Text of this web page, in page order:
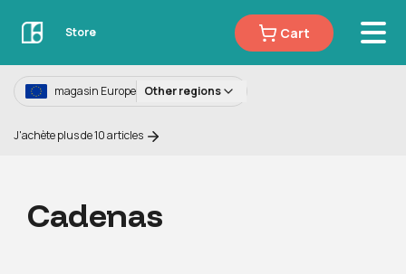
Store Cart
magasin Europe Other regions
J'achète plus de 10 articles
Cadenas